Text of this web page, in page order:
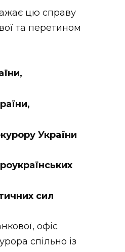
цю справу
та перетином
України
сил
офіс
спільно із